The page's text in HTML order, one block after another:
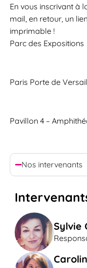
En vous inscrivant à
mail, en retour, un
imprimable !
Parc des Expositions
Paris Porte de
Pavillon 4 –
Nos intervenants
Sylvie